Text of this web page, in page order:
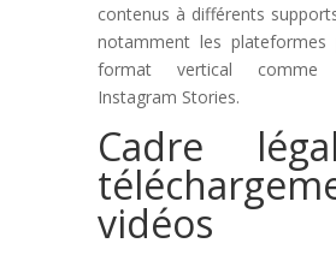
contenus à différents
notamment les plateformes
format vertical
Instagram Stories.
Cadre
vidéos